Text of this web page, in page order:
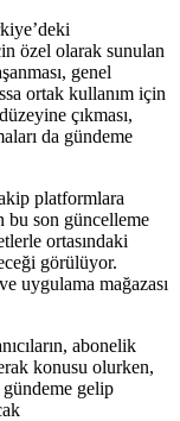
özel olarak sunulan
genel
ortak kullanım için
çıkması,
da gündeme
platformlara
bu son güncelleme
ortasındaki
görülüyor.
uygulama mağazası
abonelik
konusu olurken,
gündeme gelip